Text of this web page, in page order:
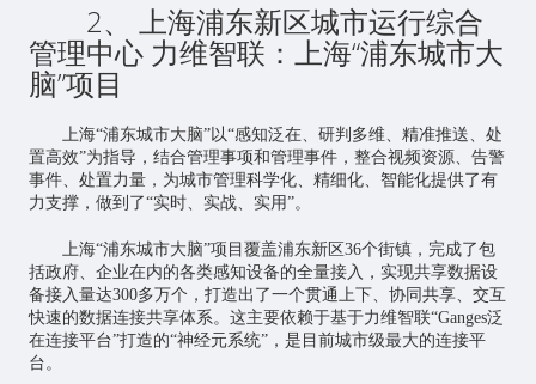
2、 上海浦东新区城市运行综合
管理中心 力维智联：上海“浦东城市大
脑”项目
上海“浦东城市大脑”以“感知泛在、研判多维、精准推送、处
置高效”为指导，结合管理事项和管理事件，整合视频资源、告警
事件、处置力量，为城市管理科学化、精细化、智能化提供了有
力支撑，做到了“实时、实战、实用”。
上海“浦东城市大脑”项目覆盖浦东新区36个街镇，完成了包
括政府、企业在内的各类感知设备的全量接入，实现共享数据设
备接入量达300多万个，打造出了一个贯通上下、协同共享、交互
快速的数据连接共享体系。这主要依赖于基于力维智联“Ganges泛
在连接平台”打造的“神经元系统”，是目前城市级最大的连接平
台。